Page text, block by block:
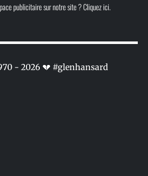
publicitaire sur notre site ? Cliquez ici.